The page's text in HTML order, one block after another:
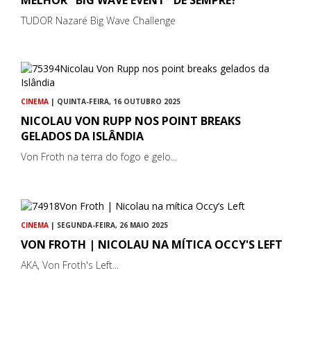
TUDOR Nazaré Big Wave Challenge
CINEMA | QUINTA-FEIRA, 16 OUTUBRO 2025
NICOLAU VON RUPP NOS POINT BREAKS
GELADOS DA ISLÂNDIA
Von Froth na terra do fogo e gelo...
CINEMA | SEGUNDA-FEIRA, 26 MAIO 2025
VON FROTH | NICOLAU NA MÍTICA OCCY'S LEFT
AKA, Von Froth's Left...